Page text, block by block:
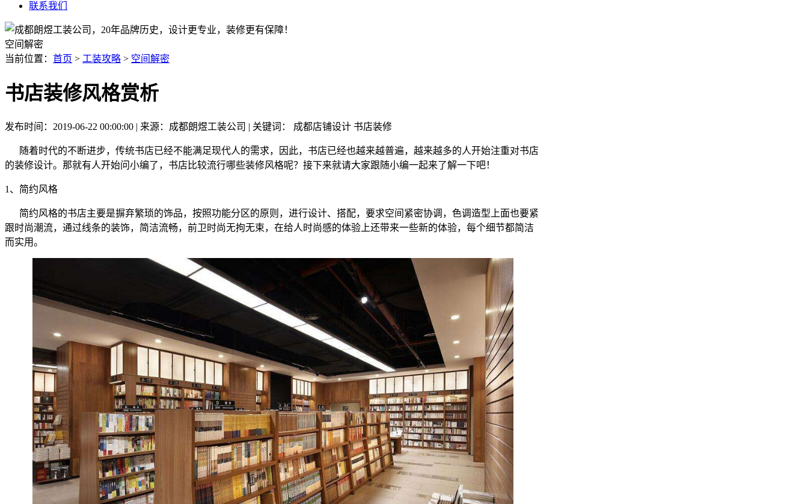
联系我们
空间解密
当前位置： 首页 > 工装攻略 > 空间解密
书店装修风格赏析
发布时间：2019-06-22 00:00:00 | 来源：成都朗煜工装公司 | 关键词： 成都店铺设计 书店装修
随着时代的不断进步，传统书店已经不能满足现代人的需求，因此，书店已经也越来越普遍，越来越多的人开始注重对书店
的装修设计。那就有人开始问小编了，书店比较流行哪些装修风格呢？接下来就请大家跟随小编一起来了解一下吧！
1、 简约风格
简约风格的书店主要是摒弃繁琐的饰品，按照功能分区的原则，进行设计、搭配，要求空间紧密协调，色调造型上面也要紧
跟时尚潮流，通过线条的装饰，简洁流畅，前卫时尚无拘无束，在给人时尚感的体验上还带来一些新的体验，每个细节都简洁
而实用。